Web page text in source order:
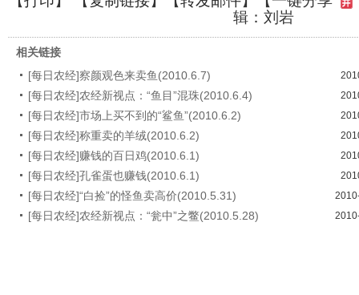
辑：刘岩
相关链接
[每日农经]察颜观色来卖鱼(2010.6.7)
[每日农经]农经新视点：“鱼目”混珠(2010.6.4)
[每日农经]市场上买不到的“鲨鱼”(2010.6.2)
[每日农经]称重卖的羊绒(2010.6.2)
[每日农经]赚钱的百日鸡(2010.6.1)
[每日农经]孔雀蛋也赚钱(2010.6.1)
[每日农经]“白捡”的怪鱼卖高价(2010.5.31)
[每日农经]农经新视点：“瓮中”之鳖(2010.5.28)